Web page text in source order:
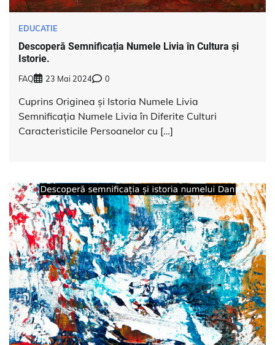
EDUCATIE
Descoperă Semnificația Numele Livia în Cultura și
Istorie.
FAQ 23 Mai 2024 0
Cuprins Originea și Istoria Numele Livia
Semnificația Numele Livia în Diferite Culturi
Caracteristicile Persoanelor cu […]